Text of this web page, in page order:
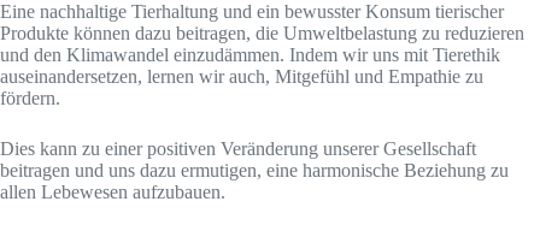
Eine nachhaltige Tierhaltung und ein bewusster Konsum tierischer
Produkte können dazu beitragen, die Umweltbelastung zu reduzieren
und den Klimawandel einzudämmen. Indem wir uns mit Tierethik
auseinandersetzen, lernen wir auch, Mitgefühl und Empathie zu
fördern.
Dies kann zu einer positiven Veränderung unserer Gesellschaft
beitragen und uns dazu ermutigen, eine harmonische Beziehung zu
allen Lebewesen aufzubauen.